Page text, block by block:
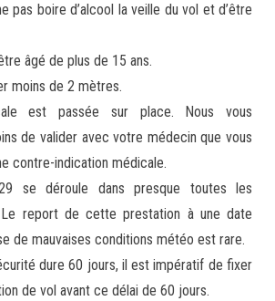
pas boire d’alcool la veille du vol et d’être
âgé de plus de 15 ans.
moins de 2 mètres.
est passée sur place. Nous vous
de valider avec votre médecin que vous
contre-indication médicale.
se déroule dans presque toutes les
report de cette prestation à une date
de mauvaises conditions météo est rare.
dure 60 jours, il est impératif de fixer
de vol avant ce délai de 60 jours.